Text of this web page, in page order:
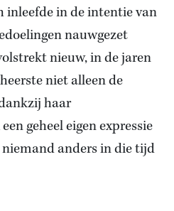
inleefde in de intentie van
nauwgezet
nieuw, in de jaren
niet alleen de
haar
geheel eigen expressie
anders in die tijd